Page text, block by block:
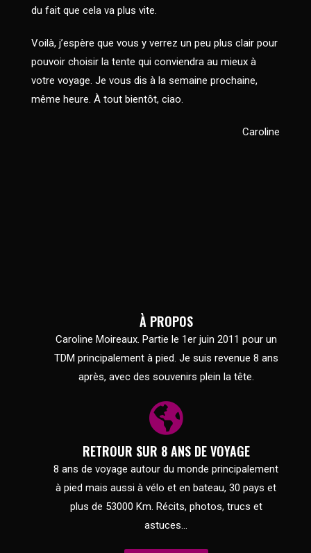
du fait que cela va plus vite.
Voilà, j’espère que vous y verrez un peu plus clair pour
pouvoir choisir la tente qui conviendra au mieux à
votre voyage. Je vous dis à la semaine prochaine,
même heure. À tout bientôt, ciao.
Caroline
À PROPOS
Caroline Moireaux. Partie le 1er juin 2011 pour un
TDM principalement à pied. Je suis revenue 8 ans
après, avec des souvenirs plein la tête.
RETROUR SUR 8 ANS DE VOYAGE
8 ans de voyage autour du monde principalement
à pied mais aussi à vélo et en bateau, 30 pays et
plus de 53000 Km. Récits, photos, trucs et
astuces...